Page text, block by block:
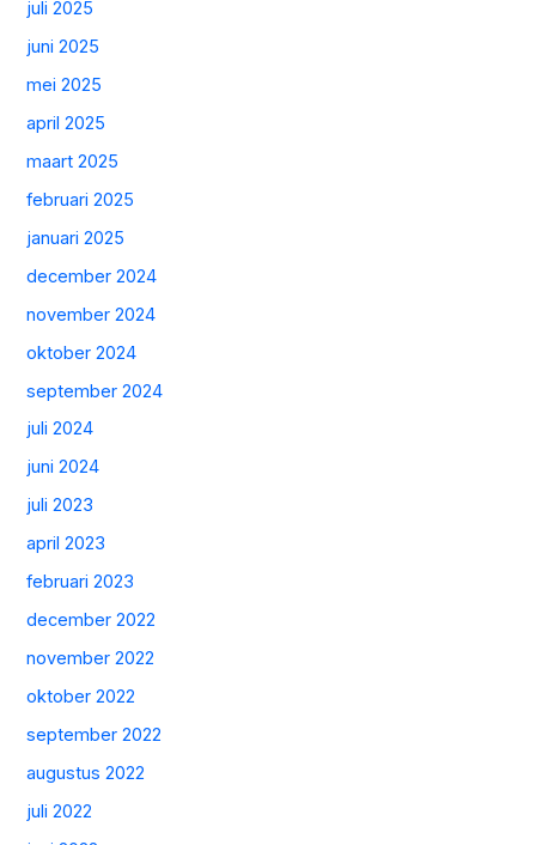
juli 2025
juni 2025
mei 2025
april 2025
maart 2025
februari 2025
januari 2025
december 2024
november 2024
oktober 2024
september 2024
juli 2024
juni 2024
juli 2023
april 2023
februari 2023
december 2022
november 2022
oktober 2022
september 2022
augustus 2022
juli 2022